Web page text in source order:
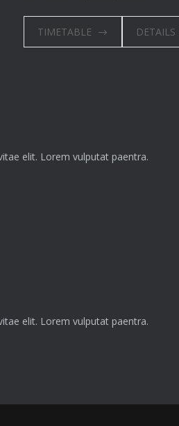
TIMETABLE DETAILS
elit. Lorem vulputat paentra.
elit. Lorem vulputat paentra.